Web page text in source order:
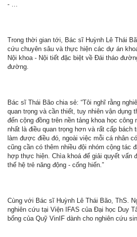
- …
Trong thời gian tới, Bác sĩ Huỳnh Lê Thái
cứu chuyên sâu và thực hiện các dự án
Nội khoa - Nội tiết đặc biệt về Đái tháo
đường.
Bác sĩ Thái Bão chia sẻ: “Tôi nghĩ rằng
quan trọng và cần thiết, tuy nhiên vận dụng
đến cộng đồng trên nền tảng khoa học công
nhất là điều quan trọng hơn và rất cấp bách
làm được điều đó, ngoài việc mỗi cá nhân
cũng cần có thêm nhiều đội nhóm cộng tác
hợp thực hiện. Chìa khoá để giải quyết vấn
thế hệ trẻ năng động - cống hiến.”
Cùng với Bác sĩ Huỳnh Lê Thái Bão, ThS.
nghiên cứu tại Viện IFAS của Đại học Duy
bổng của Quỹ VinIF dành cho nghiên cứu